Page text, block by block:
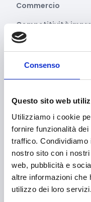
Consenso
Questo sito web
Utilizziamo i cookie
fornire funzionalità
traffico.
nostro sito con i
web, pubblicità e
altre informazioni che
utilizzo dei loro servizi.
Commercio
Competitività
Consulenza
Cooperazione
Cybersecurity
Danza
Diritti e
Distretti del
E-commerce
Economia circolare